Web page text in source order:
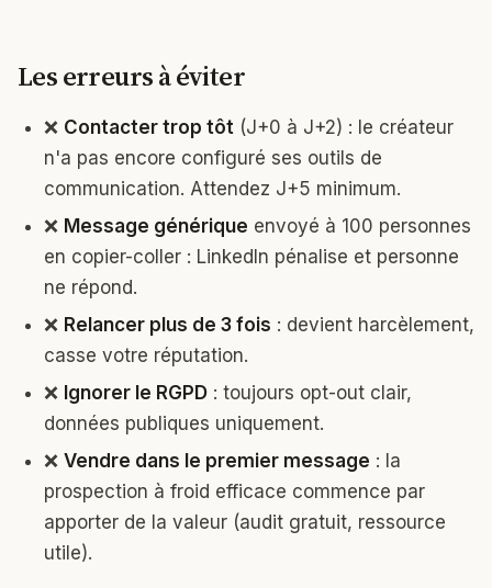
Les erreurs à éviter
❌ Contacter trop tôt (J+0 à J+2) : le créateur
n'a pas encore configuré ses outils de
communication. Attendez J+5 minimum.
❌ Message générique envoyé à 100 personnes
en copier-coller : LinkedIn pénalise et personne
ne répond.
❌ Relancer plus de 3 fois : devient harcèlement,
casse votre réputation.
❌ Ignorer le RGPD : toujours opt-out clair,
données publiques uniquement.
❌ Vendre dans le premier message : la
prospection à froid efficace commence par
apporter de la valeur (audit gratuit, ressource
utile).